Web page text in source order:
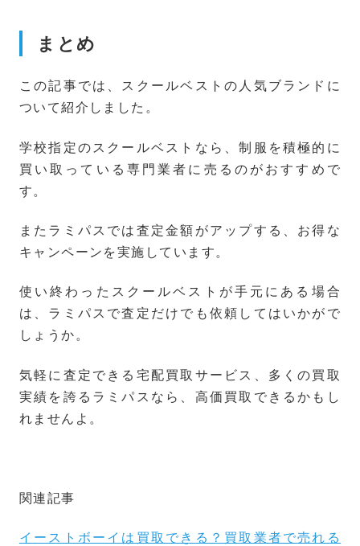
まとめ
この記事では、スクールベストの人気ブランドに
ついて紹介しました。
学校指定のスクールベストなら、制服を積極的に
買い取っている専門業者に売るのがおすすめで
す。
またラミパスでは査定金額がアップする、お得な
キャンペーンを実施しています。
使い終わったスクールベストが手元にある場合
は、ラミパスで査定だけでも依頼してはいかがで
しょうか。
気軽に査定できる宅配買取サービス、多くの買取
実績を誇るラミパスなら、高価買取できるかもし
れませんよ。
関連記事
イーストボーイは買取できる？買取業者で売れる